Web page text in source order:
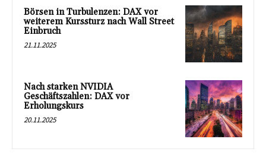
Börsen in Turbulenzen: DAX vor
weiterem Kurssturz nach Wall Street
Einbruch
21.11.2025
Nach starken NVIDIA
Geschäftszahlen: DAX vor
Erholungskurs
20.11.2025